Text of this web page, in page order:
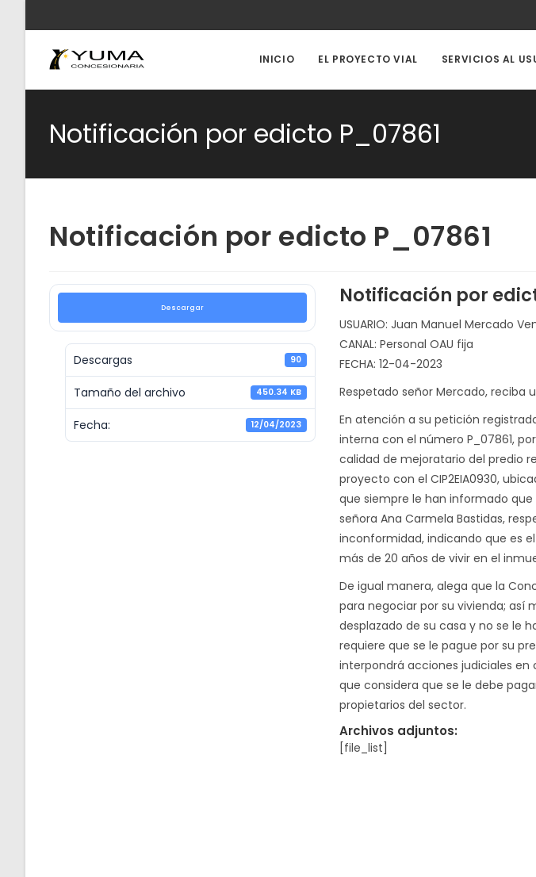
contenido
INICIO EL PROYECTO VIAL SERVICIOS AL
Notificación por edicto P_07861
Notificación por edicto P_07861
Descargar
Descargas 90
Tamaño del archivo 450.34 KB
Fecha: 12/04/2023
Notificación por
USUARIO: Juan Manuel Mercado
CANAL: Personal OAU fija
FECHA: 12-04-2023
Respetado señor Mercado, reciba
En atención a su petición
interna con el número P_07861,
calidad de mejoratario del predio
proyecto con el CIP2EIA0930,
que siempre le han informado
señora Ana Carmela Bastidas,
inconformidad, indicando que es
más de 20 años de vivir en el
De igual manera, alega que la
para negociar por su vivienda; así
desplazado de su casa y no se le
requiere que se le pague por su
interpondrá acciones judiciales
que considera que se le debe
propietarios del sector.
Archivos adjuntos:
[file_list]